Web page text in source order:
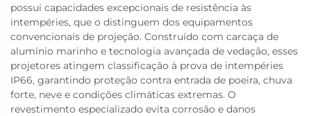
possui capacidades excepcionais de resistência às
intempéries, que o distinguem dos equipamentos
convencionais de projeção. Construído com carcaça de
alumínio marinho e tecnologia avançada de vedação, esses
projetores atingem classificação à prova de intempéries
IP66, garantindo proteção contra entrada de poeira, chuva
forte, neve e condições climáticas extremas. O
revestimento especializado evita corrosão e danos